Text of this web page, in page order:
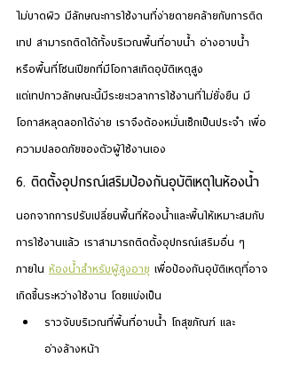
ไม่บาดผิว มีลักษณะการใช้งานที่ง่ายดายคล้ายกับการติด
เทป สามารถติดได้ทั้งบริเวณพื้นที่อาบน้ำ อ่างอาบน้ำ
หรือพื้นที่โซนเปียกที่มีโอกาสเกิดอุบัติเหตุสูง
แต่เทปกาวลักษณะนี้มีระยะเวลาการใช้งานที่ไม่ยั่งยืน มี
โอกาสหลุดลอกได้ง่าย เราจึงต้องหมั่นเช็กเป็นประจำ เพื่อ
ความปลอดภัยของตัวผู้ใช้งานเอง
6. ติดตั้งอุปกรณ์เสริมป้องกันอุบัติเหตุในห้องน้ำ
นอกจากการปรับเปลี่ยนพื้นที่ห้องน้ำและพื้นให้เหมาะสมกับ
การใช้งานแล้ว เราสามารถติดตั้งอุปกรณ์เสริมอื่น ๆ
ภายใน ห้องน้ำสำหรับผู้สูงอายุ เพื่อป้องกันอุบัติเหตุที่อาจ
เกิดขึ้นระหว่างใช้งาน โดยแบ่งเป็น
ราวจับบริเวณที่พื้นที่อาบน้ำ โถสุขภัณฑ์ และ
อ่างล้างหน้า